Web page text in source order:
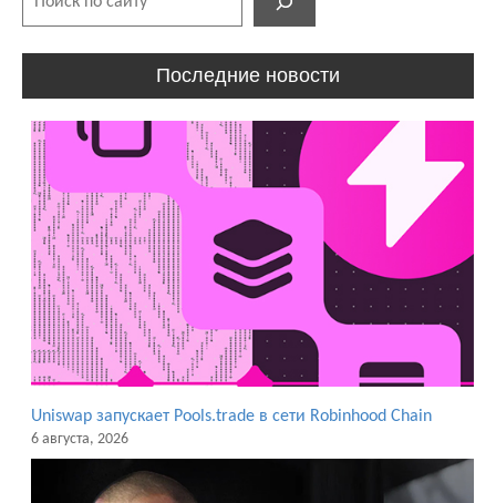
Последние новости
Uniswap запускает Pools.trade в сети Robinhood Chain
6 августа, 2026